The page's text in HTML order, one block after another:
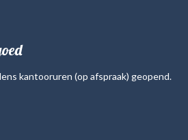
kantooruren (op afspraak) geopend.